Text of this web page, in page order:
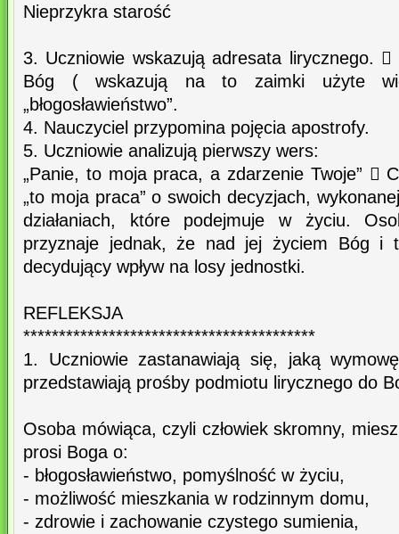
Nieprzykra starość
3. Uczniowie wskazują adresata lirycznego.
Bóg ( wskazują na to zaimki użyte
„błogosławieństwo”.
4. Nauczyciel przypomina pojęcia apostrofy.
5. Uczniowie analizują pierwszy wers:
„Panie, to moja praca, a zdarzenie Twoje” 
„to moja praca” o swoich decyzjach,
działaniach, które podejmuje w życiu.
przyznaje jednak, że nad jej życiem Bóg i
decydujący wpływ na losy jednostki.
REFLEKSJA
*****************************************
1. Uczniowie zastanawiają się, jaką
przedstawiają prośby podmiotu lirycznego do
Osoba mówiąca, czyli człowiek skromny,
prosi Boga o:
- błogosławieństwo, pomyślność w życiu,
- możliwość mieszkania w rodzinnym domu,
- zdrowie i zachowanie czystego sumienia,